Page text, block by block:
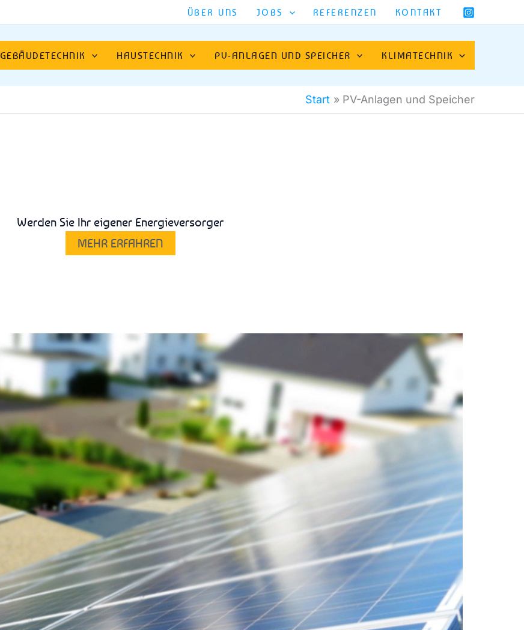
ÜBER UNS JOBS REFERENZEN KONTAKT
GEBÄUDETECHNIK HAUSTECHNIK PV-ANLAGEN UND SPEICHER KLIMATECHNIK
Start PV-Anlagen und Speicher
Werden Sie Ihr eigener Energieversorger
MEHR ERFAHREN